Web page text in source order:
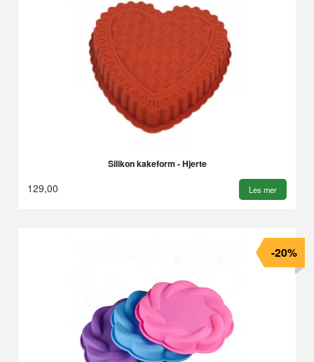
Silikon kakeform - Hjerte
129,00 Les mer
-20%